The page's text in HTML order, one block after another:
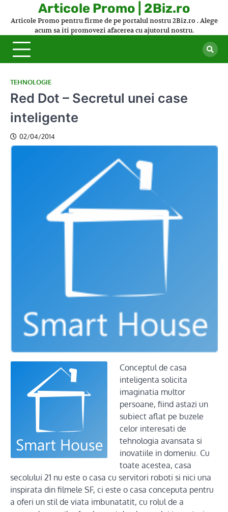
Articole Promo | 2Biz.ro
Articole Promo pentru firme de pe portalul nostru 2Biz.ro . Alege
acum sa iti promovezi afacerea cu ajutorul nostru.
TEHNOLOGIE
Red Dot – Secretul unei case
inteligente
02/04/2014
Conceptul de casa
inteligenta solicita
imaginatia multor
persoane, fiind astazi un
subiect aflat pe buzele
celor interesati de
tehnologia avansata si
inovatiile in domeniu. Cu
toate acestea, casa
secolului 21 nu este o casa cu servitori roboti si nici una
inspirata din filmele SF, ci este o casa conceputa pentru
a oferi un stil de viata imbunatatit, cu rolul de a